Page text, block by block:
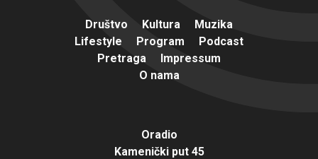
Društvo Kultura
Muzika
Lifestyle
Program
Podcast
Pretraga
Impressum
O nama
Oradio
Kamenički put 45